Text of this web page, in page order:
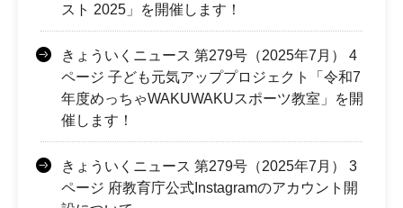
スト 2025」を開催します！
きょういくニュース 第279号（2025年7月） 4
ページ 子ども元気アッププロジェクト「令和7
年度めっちゃWAKUWAKUスポーツ教室」を開
催します！
きょういくニュース 第279号（2025年7月） 3
ページ 府教育庁公式Instagramのアカウント開